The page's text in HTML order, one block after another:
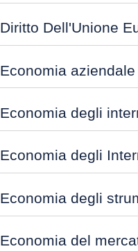
Diritto Dell'Unione
Economia
Economia degli
Economia degli
Economia degli
Economia del